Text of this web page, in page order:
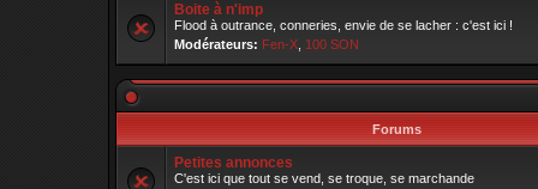
Boite à n'imp
Flood à outrance, conneries, envie de se lacher : c'est ici !
Modérateurs: Fen-X 100 SON
Forums
Petites annonces
C'est ici que tout se vend, se troque, se marchande